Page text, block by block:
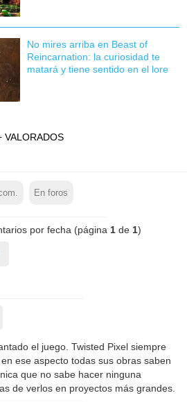
No mires arriba en Beast of
Reincarnation: la curiosidad te
matará y tiene sentido en el lore
VALORADOS
En foros
por fecha (página 1de 1)
el juego. Twisted Pixel siempre
ese aspecto todas sus obras saben
que no sabe hacer ninguna
de verlos en proyectos más grandes.